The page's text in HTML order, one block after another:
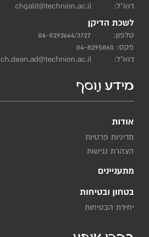
דוא"ל:
chgalit@technion.ac.il
לשכת הדיקן
טלפון:
04-8293664/3727
פקס: 04-8295860
דוא"ל:
ch.dean.ad@technion.ac.il
מידע נוסף
אודות
מדיניות פרטיות
הצהרת נגישות
מתעניינים
בטחון ובטיחות
יחידת הבטיחות